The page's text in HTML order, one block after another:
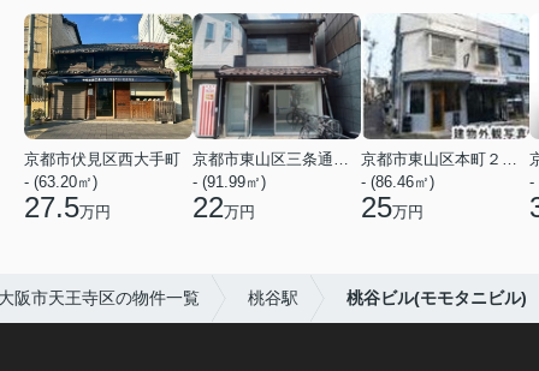
京都市伏見区西大手町
- (63.20㎡)
27.5万円
- (91.99㎡)
22万円
- (86.46㎡)
25万円
-
阪市天王寺区の物件一覧 桃谷駅 桃谷ビル(モモタニビル)